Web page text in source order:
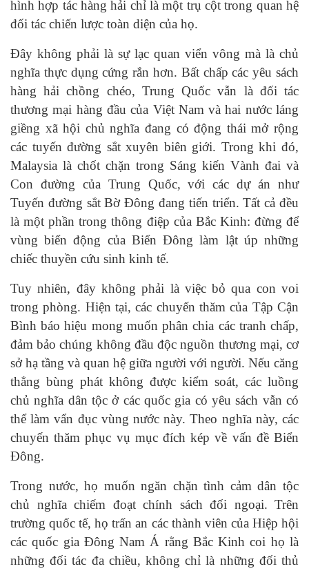
hình hợp tác hàng hải chỉ là một trụ cột trong quan hệ
đối tác chiến lược toàn diện của họ.
Đây không phải là sự lạc quan viển vông mà là chủ
nghĩa thực dụng cứng rắn hơn. Bất chấp các yêu sách
hàng hải chồng chéo, Trung Quốc vẫn là đối tác
thương mại hàng đầu của Việt Nam và hai nước láng
giềng xã hội chủ nghĩa đang có động thái mở rộng
các tuyến đường sắt xuyên biên giới. Trong khi đó,
Malaysia là chốt chặn trong Sáng kiến Vành đai và
Con đường của Trung Quốc, với các dự án như
Tuyến đường sắt Bờ Đông đang tiến triển. Tất cả đều
là một phần trong thông điệp của Bắc Kinh: đừng để
vùng biển động của Biển Đông làm lật úp những
chiếc thuyền cứu sinh kinh tế.
Tuy nhiên, đây không phải là việc bỏ qua con voi
trong phòng. Hiện tại, các chuyến thăm của Tập Cận
Bình báo hiệu mong muốn phân chia các tranh chấp,
đảm bảo chúng không đầu độc nguồn thương mại, cơ
sở hạ tầng và quan hệ giữa người với người. Nếu căng
thẳng bùng phát không được kiểm soát, các luồng
chủ nghĩa dân tộc ở các quốc gia có yêu sách vẫn có
thể làm vẩn đục vùng nước này. Theo nghĩa này, các
chuyến thăm phục vụ mục đích kép về vấn đề Biển
Đông.
Trong nước, họ muốn ngăn chặn tình cảm dân tộc
chủ nghĩa chiếm đoạt chính sách đối ngoại. Trên
trường quốc tế, họ trấn an các thành viên của Hiệp hội
các quốc gia Đông Nam Á rằng Bắc Kinh coi họ là
những đối tác đa chiều, không chỉ là những đối thủ